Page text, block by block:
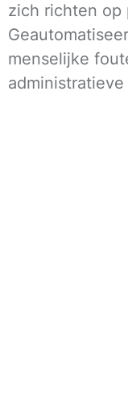
zich richten op
menselijke